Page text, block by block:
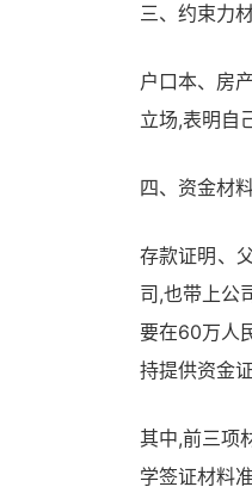
三、约束力
户口本、房
立场,表明自
四、资金材
存款证明、
司,也带上公
要在60万人
持提供资金
其中,前三项
学签证材料